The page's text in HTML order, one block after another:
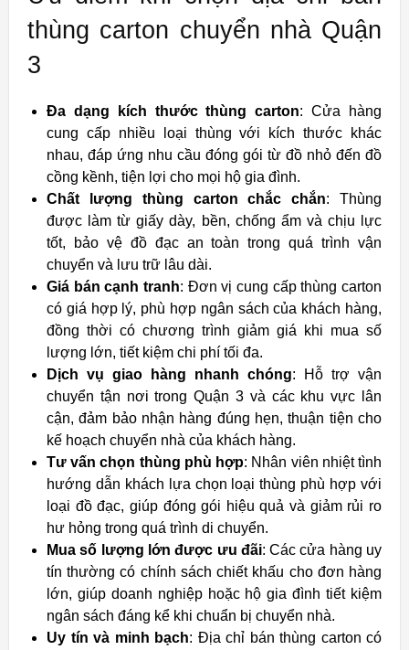
thùng carton chuyển nhà Quận
3
Đa dạng kích thước thùng carton: Cửa hàng
cung cấp nhiều loại thùng với kích thước khác
nhau, đáp ứng nhu cầu đóng gói từ đồ nhỏ đến đồ
cồng kềnh, tiện lợi cho mọi hộ gia đình.
Chất lượng thùng carton chắc chắn: Thùng
được làm từ giấy dày, bền, chống ẩm và chịu lực
tốt, bảo vệ đồ đạc an toàn trong quá trình vận
chuyển và lưu trữ lâu dài.
Giá bán cạnh tranh: Đơn vị cung cấp thùng carton
có giá hợp lý, phù hợp ngân sách của khách hàng,
đồng thời có chương trình giảm giá khi mua số
lượng lớn, tiết kiệm chi phí tối đa.
Dịch vụ giao hàng nhanh chóng: Hỗ trợ vận
chuyển tận nơi trong Quận 3 và các khu vực lân
cận, đảm bảo nhận hàng đúng hẹn, thuận tiện cho
kế hoạch chuyển nhà của khách hàng.
Tư vấn chọn thùng phù hợp: Nhân viên nhiệt tình
hướng dẫn khách lựa chọn loại thùng phù hợp với
loại đồ đạc, giúp đóng gói hiệu quả và giảm rủi ro
hư hỏng trong quá trình di chuyển.
Mua số lượng lớn được ưu đãi: Các cửa hàng uy
tín thường có chính sách chiết khấu cho đơn hàng
lớn, giúp doanh nghiệp hoặc hộ gia đình tiết kiệm
ngân sách đáng kể khi chuẩn bị chuyển nhà.
Uy tín và minh bạch: Địa chỉ bán thùng carton có